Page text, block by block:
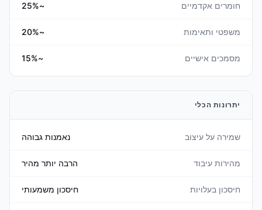
חומרים אקדמיים ~25%
משפטי ותאימות ~20%
מסמכים אישיים ~15%
יתרונות הכלי
שמירה על עיצוב נאמנות גבוהה
מהירות עיבוד הרבה יותר מהיר
חיסכון בעלויות חיסכון משמעותי